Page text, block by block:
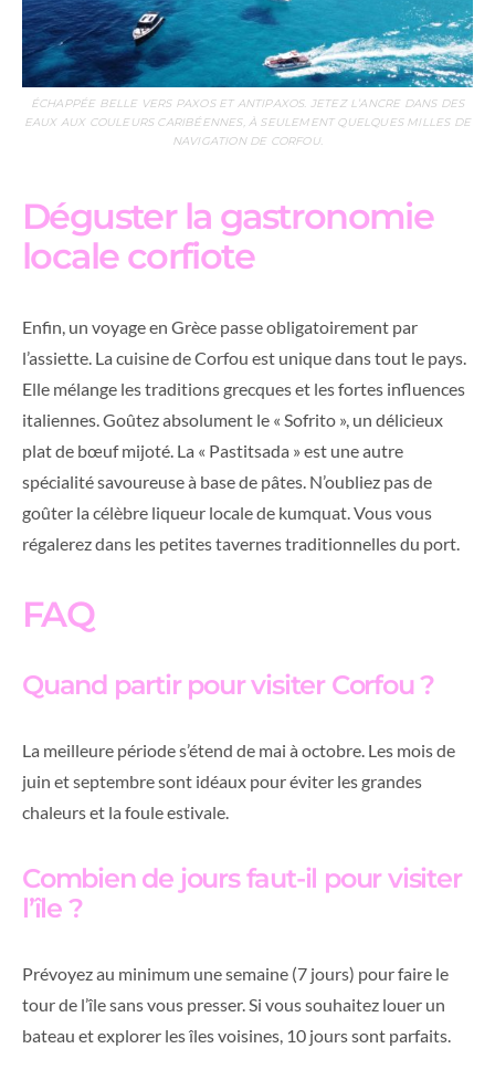
ÉCHAPPÉE BELLE VERS PAXOS ET ANTIPAXOS. JETEZ L’ANCRE DANS DES
EAUX AUX COULEURS CARIBÉENNES, À SEULEMENT QUELQUES MILLES DE
NAVIGATION DE CORFOU.
Déguster la gastronomie
locale corfiote
Enfin, un voyage en Grèce passe obligatoirement par
l’assiette. La cuisine de Corfou est unique dans tout le pays.
Elle mélange les traditions grecques et les fortes influences
italiennes. Goûtez absolument le « Sofrito », un délicieux
plat de bœuf mijoté. La « Pastitsada » est une autre
spécialité savoureuse à base de pâtes. N’oubliez pas de
goûter la célèbre liqueur locale de kumquat. Vous vous
régalerez dans les petites tavernes traditionnelles du port.
FAQ
Quand partir pour visiter Corfou ?
La meilleure période s’étend de mai à octobre. Les mois de
juin et septembre sont idéaux pour éviter les grandes
chaleurs et la foule estivale.
Combien de jours faut-il pour visiter
l’île ?
Prévoyez au minimum une semaine (7 jours) pour faire le
tour de l’île sans vous presser. Si vous souhaitez louer un
bateau et explorer les îles voisines, 10 jours sont parfaits.